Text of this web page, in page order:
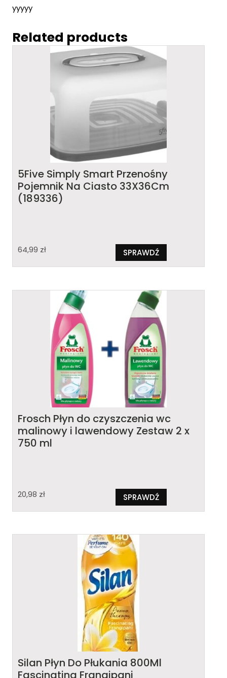
yyyyy
Related products
5Five Simply Smart Przenośny
Pojemnik Na Ciasto 33X36Cm
(189336)
64,99 zł SPRAWDŹ
Frosch Płyn do czyszczenia wc
malinowy i lawendowy Zestaw 2 x
750 ml
20,98 zł SPRAWDŹ
Silan Płyn Do Płukania 800Ml
Fascinating Frangipani